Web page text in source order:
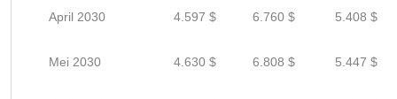
April 2030 4.597 $ 6.760 $ 5.408 $
Mei 2030 4.630 $ 6.808 $ 5.447 $